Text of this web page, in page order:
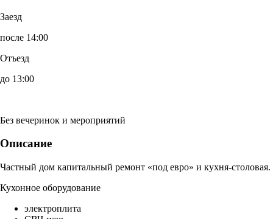
Заезд
после 14:00
Отъезд
до 13:00
Без вечеринок и мероприятий
Описание
Частный дом капитальный ремонт «под евро» и кухня-столовая.
Кухонное оборудование
электроплита